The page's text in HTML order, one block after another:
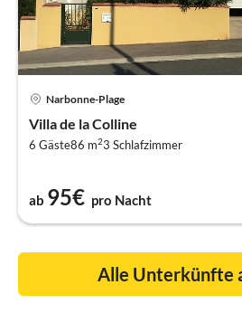
Narbonne-Plage
Villa de la Colline
6 Gäste86 m23 Schlafzimmer
ab 95€ pro Nacht
Alle Unterkünfte